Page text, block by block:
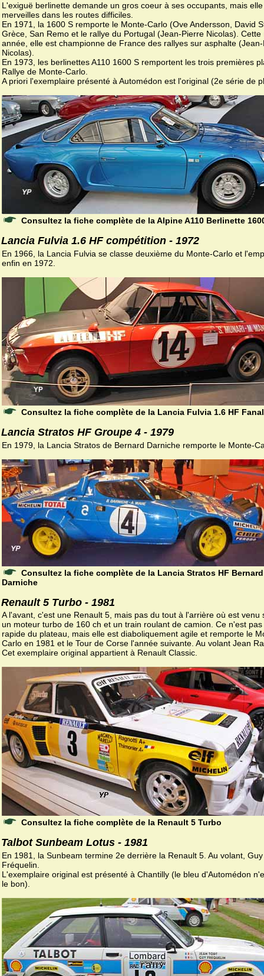
L'exiguë berlinette demande un gros coeur à ses occupants, mais
merveilles dans les routes difficiles.
En 1971, la 1600 S remporte le Monte-Carlo (Ove Andersson, David
Grèce, San Remo et le rallye du Portugal (Jean-Pierre Nicolas). Cette
année, elle est championne de France des rallyes sur asphalte
Nicolas).
En 1973, les berlinettes A110 1600 S remportent les trois premières
Rallye de Monte-Carlo.
A priori l'exemplaire présenté à Automédon est l'original (2e série de
Consultez la fiche complète de la Alpine A110 Berlinette
Lancia Fulvia 1.6 HF compétition - 1972
En 1966, la Lancia Fulvia se classe deuxième du Monte-Carlo et
enfin en 1972.
Consultez la fiche complète de la Lancia Fulvia 1.6 HF
Lancia Stratos HF Groupe 4 - 1979
En 1979, la Lancia Stratos de Bernard Darniche remporte le Monte-
Consultez la fiche complète de la Lancia Stratos HF Bernard
Darniche
Renault 5 Turbo - 1981
A l'avant, c'est une Renault 5, mais pas du tout à l'arrière où est venu
un moteur turbo de 160 ch et un train roulant de camion. Ce n'est pas
rapide du plateau, mais elle est diaboliquement agile et remporte le
Carlo en 1981 et le Tour de Corse l'année suivante. Au volant Jean
Cet exemplaire original appartient à Renault Classic.
Consultez la fiche complète de la Renault 5 Turbo
Talbot Sunbeam Lotus - 1981
En 1981, la Sunbeam termine 2e derrière la Renault 5. Au volant, Guy
Fréquelin.
L'exemplaire original est présenté à Chantilly (le bleu d'Automédon
le bon).